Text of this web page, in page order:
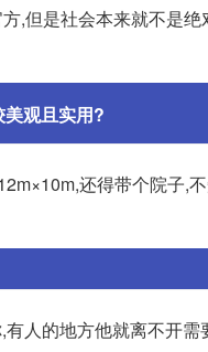
,但是社会本来就不是
观且实用?
还得带个院子,
人的地方他就离不开